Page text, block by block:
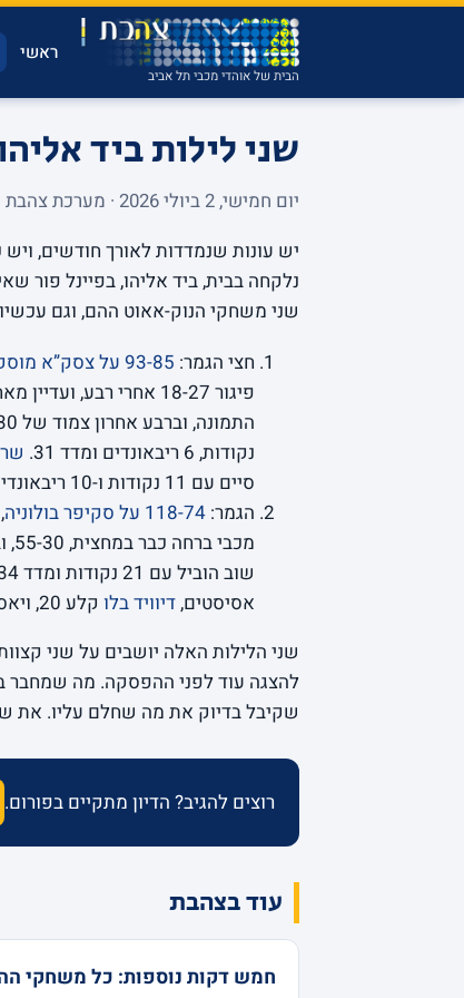
הבית של אוהדי מכבי תל אביב
ראשי
שני לילות ביד
יום חמישי, 2 ביולי 2026 · מערכת צהבת
נלקחה בבית, ביד אליהו, בפיינל פור
שני משחקי הנוק-אאוט ההם, וגם
חצי הגמר: 93-85 על צסק”א מוסקבה
התמונה, וברבע אחרון צמוד של 31-30 אף אחד בצהוב לא נשבר.
נקודות, 6 ריבאונדים ומדד 31.
סיים עם 11 נקודות ו-10 ריבאונדים,
הגמר: 118-74 על סקיפר בולוניה
שוב הוביל עם 21 נקודות ומדד 34,
אסיסטים,דיוויד בלו קלע 20, ויאסיקביצ’וס חילק 5 אסיסטים לצד 18 נקודות.
שני הלילות האלה יושבים על שני
להצגה עוד לפני ההפסקה. מה שמחבר
שקיבל בדיוק את מה שחלם עליו. את
רוצים להגיב? הדיון מתקיים בפורום.
עוד בצהבת
חמש דקות נוספות: כל משחקי